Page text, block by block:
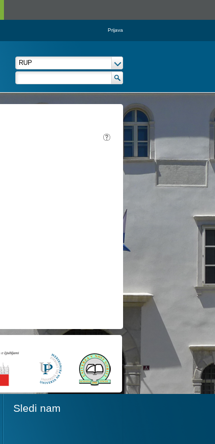
Prijava
Sledi nam